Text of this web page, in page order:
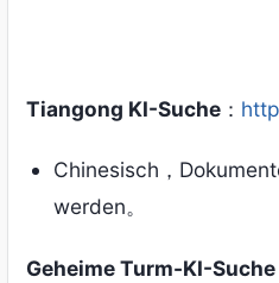
Tiangong KI-Suche：
Chinesisch，
werden。
Geheime Turm-KI-Suche